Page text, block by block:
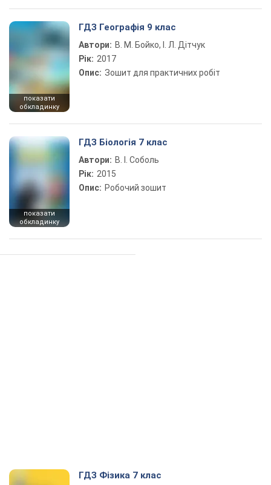
показати
обкладинку
ГДЗ Географія 9 клас
Автори: В. М. Бойко, І. Л. Дітчук
Рік: 2017
Опис: Зошит для практичних робіт
показати
обкладинку
ГДЗ Біологія 7 клас
Автори: В. І. Соболь
Рік: 2015
Опис: Робочий зошит
ГДЗ Фізика 7 клас